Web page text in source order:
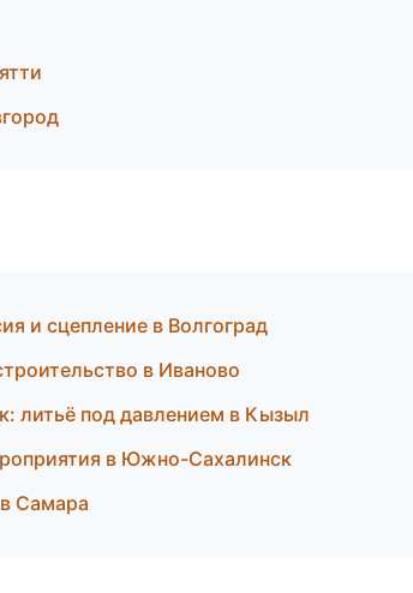
и сцепление в Волгоград
в Иваново
литьё под давлением в Кызыл
в Южно-Сахалинск
Самара